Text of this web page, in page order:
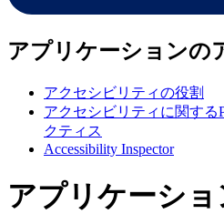
アプリケーションの
アクセシビリティの役割
アクセシビリティに関する
クティス
Accessibility Inspector
アプリケーシ